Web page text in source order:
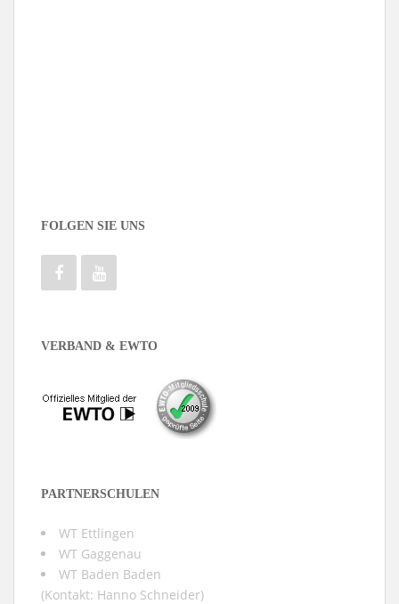
FOLGEN SIE UNS
VERBAND & EWTO
PARTNERSCHULEN
WT Ettlingen
WT Gaggenau
WT Baden Baden
(Kontakt: Hanno Schneider)